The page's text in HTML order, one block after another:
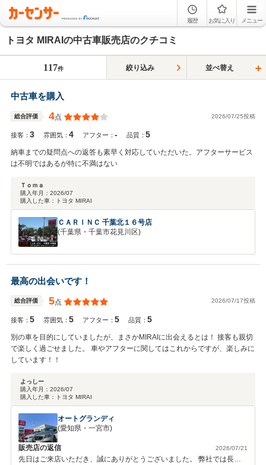
履歴 お気に入り メニュー
トヨタ MIRAIの中古車販売店のクチコミ
117件 絞り込み 並べ替え
中古車を購入
総合評価 4点 2026/07/25投稿
接客：3 雰囲気：4 アフター：- 品質：5
納車までの疑問点への返答も素早く対応していただいた。アフターサービス
は不明ではあるが特に不満はない
Ｔｏｍａ
購入年月： 2026/07
購入した車：
トヨタ MIRAI
ＣＡＲＩＮＣ 千葉北１６号店
(千葉県・千葉市花見川区)
最高の出会いです！
総合評価 5点 2026/07/17投稿
接客：5 雰囲気：5 アフター：5 品質：5
別の車を目的にしていましたが、まさかMIRAIに出会えるとは！ 接客も親切
で楽しく過ごせました。 車やアフターに関してはこれからですが、楽しみに
しています！！
よっしー
購入年月： 2026/07
購入した車：
トヨタ MIRAI
オートグランディ
(愛知県・一宮市)
販売店の返信 2026/07/21
先日はご来店いただき、誠にありがとうございました。 弊社では長く